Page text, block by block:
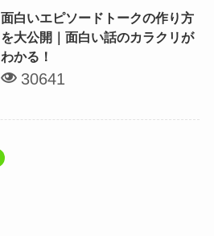
面白いエピソードトークの作り方
を大公開｜面白い話のカラクリが
わかる！
30641